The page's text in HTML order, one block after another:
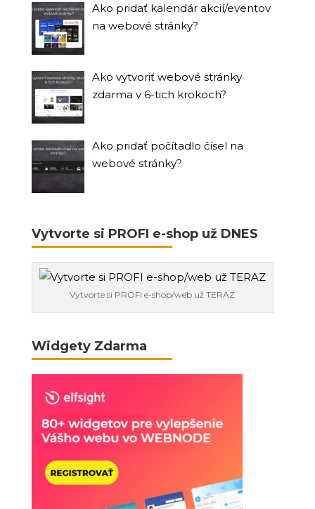
Ako pridať kalendár akcií/eventov
na webové stránky?
Ako vytvoriť webové stránky
zdarma v 6-tich krokoch?
Ako pridať počítadlo čísel na
webové stránky?
Vytvorte si PROFI e-shop už DNES
Vytvorte si PROFI e-shop/web už TERAZ
Widgety Zdarma